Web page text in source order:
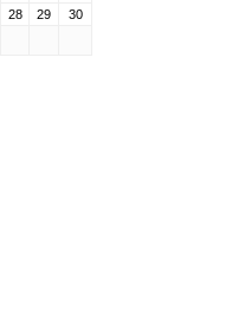
28 29
30